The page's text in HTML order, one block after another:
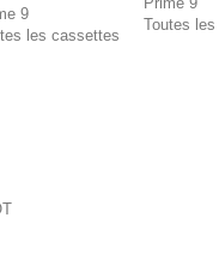
9
les cassettes
Toutes